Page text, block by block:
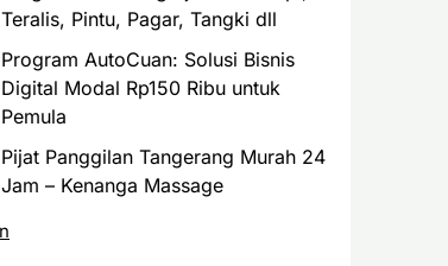
Teralis, Pintu, Pagar, Tangki dll
Program AutoCuan: Solusi Bisnis
Digital Modal Rp150 Ribu untuk
Pemula
Pijat Panggilan Tangerang Murah 24
Jam – Kenanga Massage